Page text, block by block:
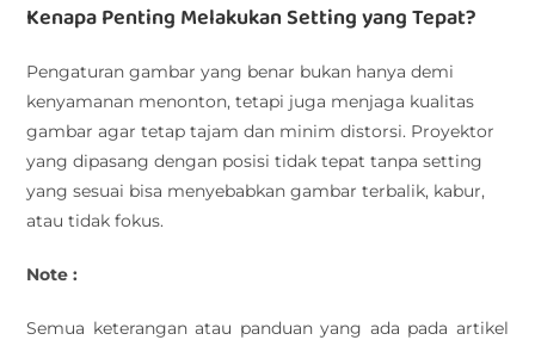
Kenapa Penting Melakukan Setting yang Tepat?
Pengaturan gambar yang benar bukan hanya demi
kenyamanan menonton, tetapi juga menjaga kualitas
gambar agar tetap tajam dan minim distorsi. Proyektor
yang dipasang dengan posisi tidak tepat tanpa setting
yang sesuai bisa menyebabkan gambar terbalik, kabur,
atau tidak fokus.
Note :
Semua keterangan atau panduan yang ada pada artikel